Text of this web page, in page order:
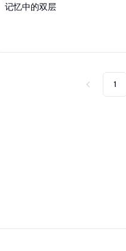
记忆中的双层
Previous
1